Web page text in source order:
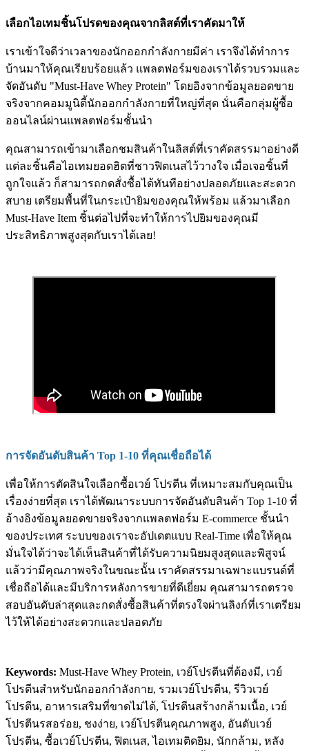
เลือกไอเทมชิ้นโปรดของคุณจากลิสต์ที่เราคัดมาให้
เราเข้าใจดีว่าเวลาของนักออกกำลังกายมีค่า เราจึงได้ทำการ
บ้านมาให้คุณเรียบร้อยแล้ว แพลตฟอร์มของเราได้รวบรวมและ
จัดอันดับ "Must-Have Whey Protein" โดยอิงจากข้อมูลยอดขาย
จริงจากคอมมูนิตี้นักออกกำลังกายที่ใหญ่ที่สุด นั่นคือกลุ่มผู้ซื้อ
ออนไลน์ผ่านแพลตฟอร์มชั้นนำ
คุณสามารถเข้ามาเลือกชมสินค้าในลิสต์ที่เราคัดสรรมาอย่างดี
แต่ละชิ้นคือไอเทมยอดฮิตที่ชาวฟิตเนสไว้วางใจ เมื่อเจอชิ้นที่
ถูกใจแล้ว ก็สามารถกดสั่งซื้อได้ทันทีอย่างปลอดภัยและสะดวก
สบาย เตรียมพื้นที่ในกระเป๋ายิมของคุณให้พร้อม แล้วมาเลือก
Must-Have Item ชิ้นต่อไปที่จะทำให้การไปยิมของคุณมี
ประสิทธิภาพสูงสุดกับเราได้เลย!
การจัดอันดับสินค้า Top 1-10 ที่คุณเชื่อถือได้
เพื่อให้การตัดสินใจเลือกซื้อเวย์ โปรตีน ที่เหมาะสมกับคุณเป็น
เรื่องง่ายที่สุด เราได้พัฒนาระบบการจัดอันดับสินค้า Top 1-10 ที่
อ้างอิงข้อมูลยอดขายจริงจากแพลตฟอร์ม E-commerce ชั้นนำ
ของประเทศ ระบบของเราจะอัปเดตแบบ Real-Time เพื่อให้คุณ
มั่นใจได้ว่าจะได้เห็นสินค้าที่ได้รับความนิยมสูงสุดและพิสูจน์
แล้วว่ามีคุณภาพจริงในขณะนั้น เราคัดสรรมาเฉพาะแบรนด์ที่
เชื่อถือได้และมีบริการหลังการขายที่ดีเยี่ยม คุณสามารถตรวจ
สอบอันดับล่าสุดและกดสั่งซื้อสินค้าที่ตรงใจผ่านลิงก์ที่เราเตรียม
ไว้ให้ได้อย่างสะดวกและปลอดภัย
Keywords: Must-Have Whey Protein, เวย์โปรตีนที่ต้องมี, เวย์
โปรตีนสำหรับนักออกกำลังกาย, รวมเวย์โปรตีน, รีวิวเวย์
โปรตีน, อาหารเสริมที่ขาดไม่ได้, โปรตีนสร้างกล้ามเนื้อ, เวย์
โปรตีนรสอร่อย, ชงง่าย, เวย์โปรตีนคุณภาพสูง, อันดับเวย์
โปรตีน, ซื้อเวย์โปรตีน, ฟิตเนส, ไอเทมติดยิม, นักกล้าม, หลัง